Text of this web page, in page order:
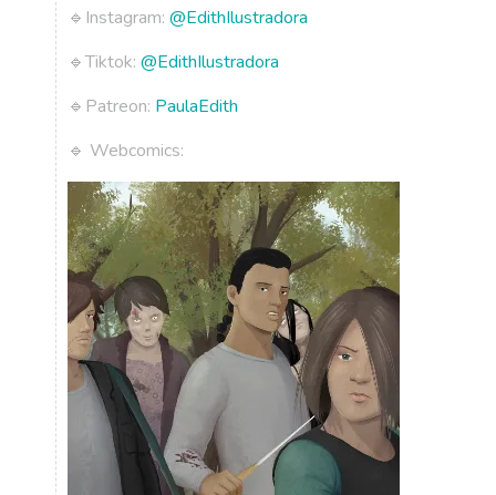
🔹Instagram: @EdithIlustradora
🔹Tiktok: @EdithIlustradora
🔹Patreon: PaulaEdith
🔹 Webcomics: